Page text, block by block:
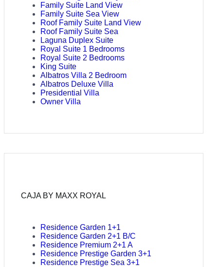
Family Suite Land View
Family Suite Sea View
Roof Family Suite Land View
Roof Family Suite Sea
Laguna Duplex Suite
Royal Suite 1 Bedrooms
Royal Suite 2 Bedrooms
King Suite
Albatros Villa 2 Bedroom
Albatros Deluxe Villa
Presidential Villa
Owner Villa
CAJA BY MAXX ROYAL
Residence Garden 1+1
Residence Garden 2+1 B/C
Residence Premium 2+1 A
Residence Prestige Garden 3+1
Residence Prestige Sea 3+1